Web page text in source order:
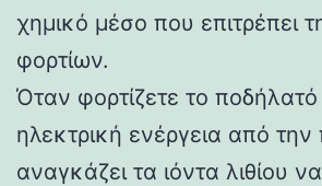
χημικό μέσο που επιτρέπει
φορτίων.
Όταν φορτίζετε το
ηλεκτρική ενέργεια από την
αναγκάζει τα ιόντα λιθίου να